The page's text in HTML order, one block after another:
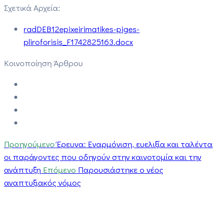
Σχετικά Αρχεία:
radDEB12epixeirimatikes-piges-
pliroforisis_F1742825163.docx
Κοινοποίηση Άρθρου
Προηγούμενο Έρευνα: Εναρμόνιση, ευελιξία και ταλέντα
οι παράγοντες που οδηγούν στην καινοτομία και την
ανάπτυξη Επόμενο Παρουσιάστηκε ο νέος
αναπτυξιακός νόμος